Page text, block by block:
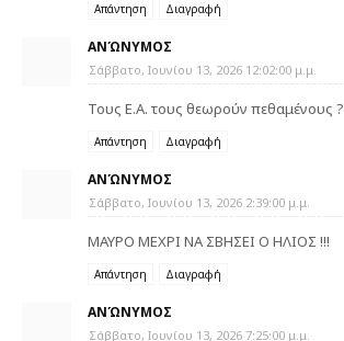
Απάντηση Διαγραφή
ΑΝΏΝΥΜΟΣ
Σάββατο, Ιουνίου 13, 2026 12:02:00 μ.μ.
Τους Ε.Α. τους θεωρούν πεθαμένους ?
Απάντηση Διαγραφή
ΑΝΏΝΥΜΟΣ
Σάββατο, Ιουνίου 13, 2026 2:39:00 μ.μ.
ΜΑΥΡΟ ΜΕΧΡΙ ΝΑ ΣΒΗΣΕΙ Ο ΗΛΙΟΣ !!!
Απάντηση Διαγραφή
ΑΝΏΝΥΜΟΣ
Σάββατο, Ιουνίου 13, 2026 7:25:00 μ.μ.